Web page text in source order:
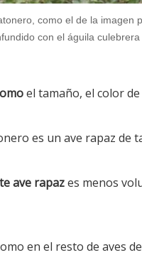
como el de la imagen
con el águila culebrera
el tamaño, el color
es un ave rapaz de
ave rapazes menos
en el resto de aves